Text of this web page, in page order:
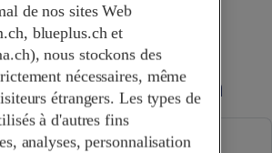
Partner
dans le canton
Carte
de nos sites Web
blueplus.ch et
nous stockons des
nécessaires, même
étrangers. Les types de
à d'autres fins
analyses, personnalisation